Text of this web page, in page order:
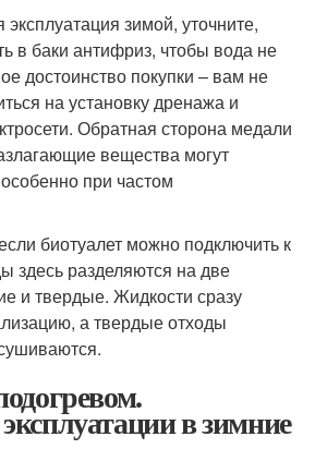
зимой, уточните,
в баки антифриз, чтобы вода не
достоинство покупки – вам не
на установку дренажа и
Обратная сторона медали
вещества могут
при частом
биотуалет можно подключить к
здесь разделяются на две
и твердые. Жидкости сразу
а твердые отходы
в зимние